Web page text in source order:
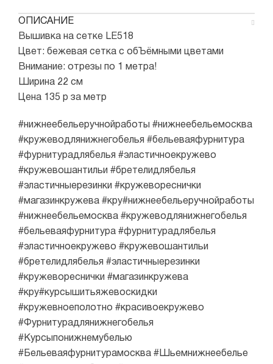
ОПИСАНИЕ
Вышивка на сетке LE518
Цвет: бежевая сетка с обЪёмными цветами
Внимание: отрезы по 1 метра!
Ширина 22 см
Цена 135 р за метр
#нижнеебельеручнойработы #нижнеебельемосква
#кружеводлянижнегобелья #бельеваяфурнитура
#фурнитурадлябелья #эластичноекружево
#кружевошантильи #бретелидлябелья
#эластичныерезинки #кружевореснички
#магазинкружева #кру#нижнеебельеручнойработы
#нижнеебельемосква #кружеводлянижнегобелья
#бельеваяфурнитура #фурнитурадлябелья
#эластичноекружево #кружевошантильи
#бретелидлябелья #эластичныерезинки
#кружевореснички #магазинкружева
#кру#курсышитьяжевоскидки
#кружевноеполотно #красивоекружево
#Фурнитурадлянижнегобелья
#Курсыпонижнемубелью
#Бельеваяфурнитурамосква #Шьемнижнеебелье